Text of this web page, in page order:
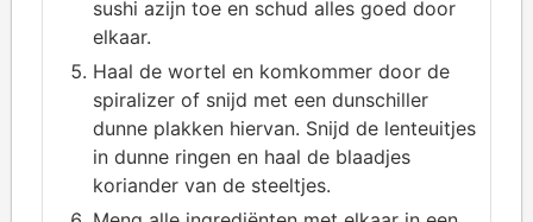
sushi azijn toe en schud alles goed door
elkaar.
Haal de wortel en komkommer door de
spiralizer of snijd met een dunschiller
dunne plakken hiervan. Snijd de lenteuitjes
in dunne ringen en haal de blaadjes
koriander van de steeltjes.